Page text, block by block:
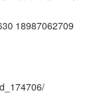
18987062709